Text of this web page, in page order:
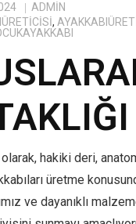
ADMIN
,
hakiki deri,
üretme
ve dayanıklı